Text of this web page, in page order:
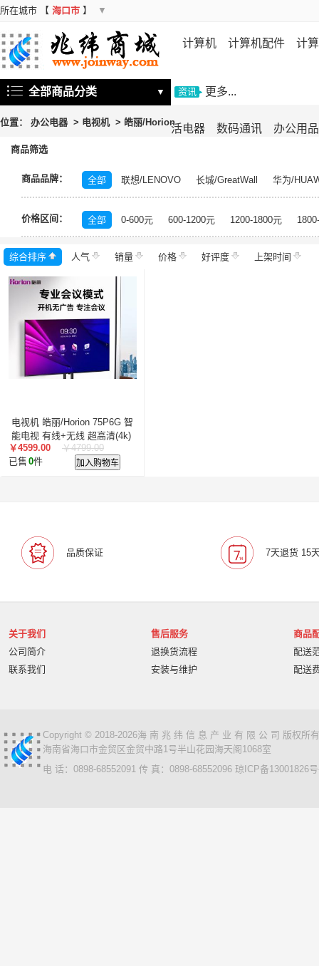
所在城市 【 海口市 】 ▼
计算机 计算机配件 计
机 存储设备
活电器 数码通讯 办公用品
全部商品分类 ▼ 资讯 更多...
位置： 办公电器 > 电视机> 皓丽/Horion
商品筛选
商品品牌： 全部 联想/LENOVO 长城/GreatWall
华为/
海尔/Haier
康佳/KONKA 飞利浦/PHILIPS
TCL
格力/GREE
志高/CHIGO 科龙/KELON
奥克斯/
日立/HITACHI
网御星云/Leadsec 皓丽/Horion
华美/huamei
乐创/lecon 云米/VIOMI
穗凌/
川井/CHKAWAI
仟井/THKOM
松京
价格区间： 全部 0-600元 600-1200元 1200-1800元
综合排序 人气 销量 价格 好评度 上架时间
电视机 皓丽/Horion 75P6G 智
能电视 有线+无线 超高清(4k)
75 LED
￥4599.00
￥4799.00
已售 0件 加入购物车
品质保证 7天退货 15
关于我们
公司简介
联系我们
售后服务
退换货流程
安装与维护
商品
配送
配送
Copyright © 2018-2026海 南 兆 纬 信 息 产 业 有 限 公 司 版权所
海南省海口市金贸区金贸中路1号半山花园海天阁1068室
电 话：0898-68552091 传 真：0898-68552096 琼ICP备13001826